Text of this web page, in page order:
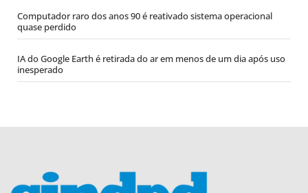
Computador raro dos anos 90 é reativado sistema operacional
quase perdido
IA do Google Earth é retirada do ar em menos de um dia após uso
inesperado